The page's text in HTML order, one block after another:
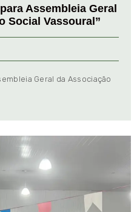
Assembleia Geral
Social Vassoural”
Geral da Associação